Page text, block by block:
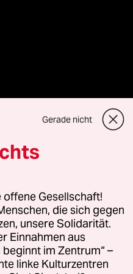
GmbH
Fragen oder für Genehmigungen
Kommune-Richtlinien
Gerade nicht
Gesellschaft!
die sich gegen
unsere Solidarität.
Einnahmen aus
im Zentrum“ –
linke Kulturzentren